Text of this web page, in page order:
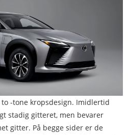
-tone kropsdesign. Imidlertid
stadig gitteret, men bevarer
gitter. På begge sider er de